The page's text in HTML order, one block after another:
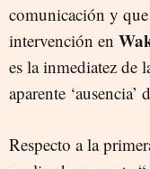
comunicación y
intervención en
es la inmediatez de
aparente ‘ausencia’
Respecto a la